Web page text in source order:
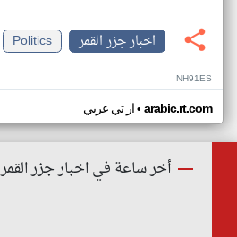
اخبار جزر القمر
Politics
NH91ES
ار تي عربي• arabic.rt.com
أخر ساعة في اخبار جزر القمر